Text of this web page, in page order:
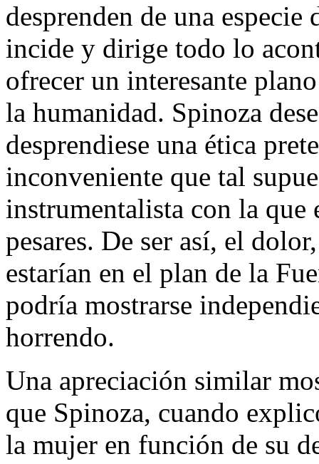
desprenden de una
incide y dirige todo lo
ofrecer un interesante
la humanidad. Spinoza
desprendiese una ética
inconveniente que tal
instrumentalista con la que
pesares. De ser así, el
estarían en el plan de la
podría mostrarse
horrendo.
Una apreciación similar
que Spinoza, cuando
la mujer en función de su